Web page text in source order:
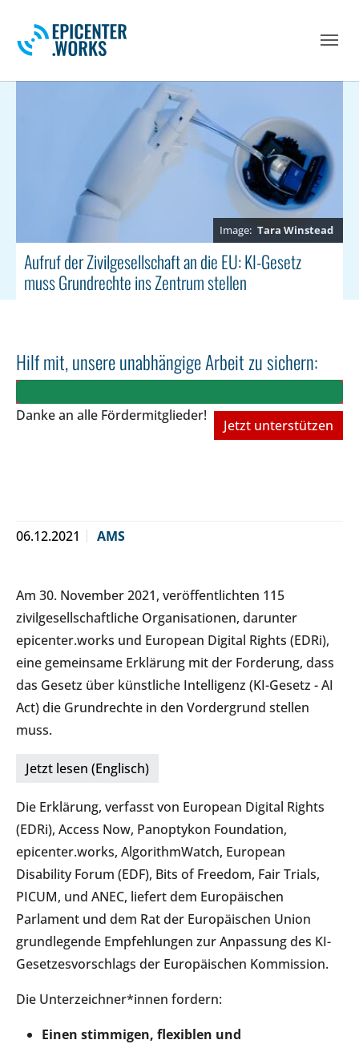
Tara Winstead
Aufruf der Zivilgesellschaft an die EU: KI-Gesetz
muss Grundrechte ins Zentrum stellen
Hilf mit, unsere unabhängige Arbeit zu sichern:
Danke an alle Fördermitglieder!
Jetzt unterstützen
06.12.2021 AMS
Am 30. November 2021, veröffentlichten 115
zivilgesellschaftliche Organisationen, darunter
epicenter.works und European Digital Rights (EDRi),
eine gemeinsame Erklärung mit der Forderung, dass
das Gesetz über künstliche Intelligenz (KI-Gesetz - AI
Act) die Grundrechte in den Vordergrund stellen
muss.
Jetzt lesen (Englisch)
Die Erklärung, verfasst von European Digital Rights
(EDRi), Access Now, Panoptykon Foundation,
epicenter.works, AlgorithmWatch, European
Disability Forum (EDF), Bits of Freedom, Fair Trials,
PICUM, und ANEC, liefert dem Europäischen
Parlament und dem Rat der Europäischen Union
grundlegende Empfehlungen zur Anpassung des KI-
Gesetzesvorschlags der Europäischen Kommission.
Die Unterzeichner*innen fordern:
Einen stimmigen, flexiblen und